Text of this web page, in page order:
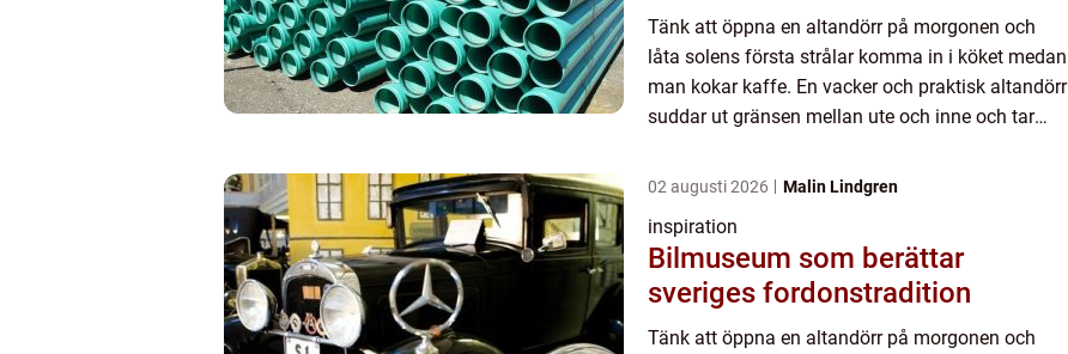
Tänk att öppna en altandörr på morgonen och
låta solens första strålar komma in i köket medan
man kokar kaffe. En vacker och praktisk altandörr
suddar ut gränsen mellan ute och inne och tar
02 augusti 2026 Malin Lindgren
inspiration
Bilmuseum som berättar
sveriges fordonstradition
Tänk att öppna en altandörr på morgonen och